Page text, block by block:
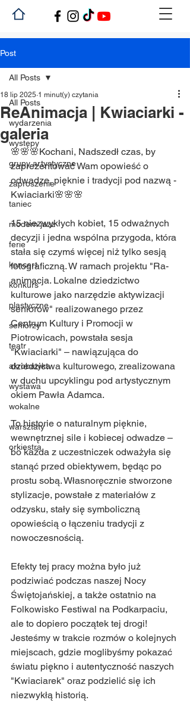
Post
All Posts
wydarzenia
występy
grupy artystyczne
zaproszenie
taniec
modern jazz
ferie
koncert
konkurs
plastyczne
seniorzy
teatr
akrobatyka
wystawa
wokalne
warsztaty
orkiestra
All Posts
ReAnimacja | Kwiaciarki -
galeria
18 lip 2025 1 minut(y) czytania
🌸🌸🌸Kochani, Nadszedł czas, by
zaprezentować Wam opowieść o
odwadze, pięknie i tradycji pod nazwą -
Kwiaciarki🌸🌸🌸
15 niezwykłych kobiet, 15 odważnych
decyzji i jedna wspólna przygoda, która
stała się czymś więcej niż tylko sesją
fotograficzną. W ramach projektu "Ra-
animacja. Lokalne dziedzictwo
kulturowe jako narzędzie aktywizacji
seniorów" realizowanego przez
Centrum Kultury i Promocji w
Piotrowicach, powstała sesja
"Kwiaciarki" – nawiązująca do
dziedzictwa kulturowego, zrealizowana
w duchu upcyklingu pod artystycznym
okiem Pawła Adamca.
To historie o naturalnym pięknie,
wewnętrznej sile i kobiecej odwadze –
bo każda z uczestniczek odważyła się
stanąć przed obiektywem, będąc po
prostu sobą. Własnoręcznie stworzone
stylizacje, powstałe z materiałów z
odzysku, stały się symboliczną
opowieścią o łączeniu tradycji z
nowoczesnością.
Efekty tej pracy można było już
podziwiać podczas naszej Nocy
Świętojańskiej, a także ostatnio na
Folkowisko Festiwal na Podkarpaciu,
ale to dopiero początek tej drogi!
Jesteśmy w trakcie rozmów o kolejnych
miejscach, gdzie moglibyśmy pokazać
światu piękno i autentyczność naszych
"Kwiaciarek" oraz podzielić się ich
niezwykłą historią.